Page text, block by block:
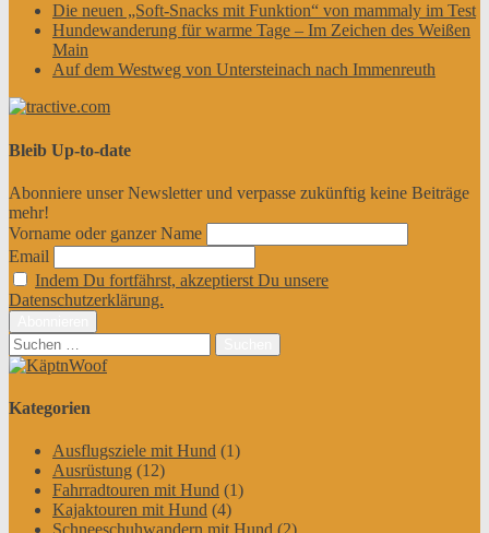
Die neuen „Soft-Snacks mit Funktion“ von mammaly im Test
Hundewanderung für warme Tage – Im Zeichen des Weißen
Main
Auf dem Westweg von Untersteinach nach Immenreuth
Bleib Up-to-date
Abonniere unser Newsletter und verpasse zukünftig keine Beiträge
mehr!
Vorname oder ganzer Name
Email
Indem Du fortfährst, akzeptierst Du unsere
Datenschutzerklärung.
Suchen
nach:
Kategorien
Ausflugsziele mit Hund (1)
Ausrüstung (12)
Fahrradtouren mit Hund (1)
Kajaktouren mit Hund (4)